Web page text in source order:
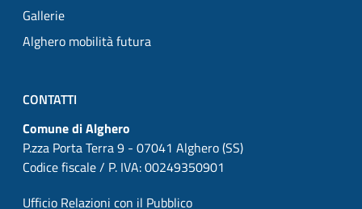
Gallerie
Alghero mobilità futura
CONTATTI
Comune di Alghero
P.zza Porta Terra 9 - 07041 Alghero (SS)
Codice fiscale / P. IVA: 00249350901
Ufficio Relazioni con il Pubblico